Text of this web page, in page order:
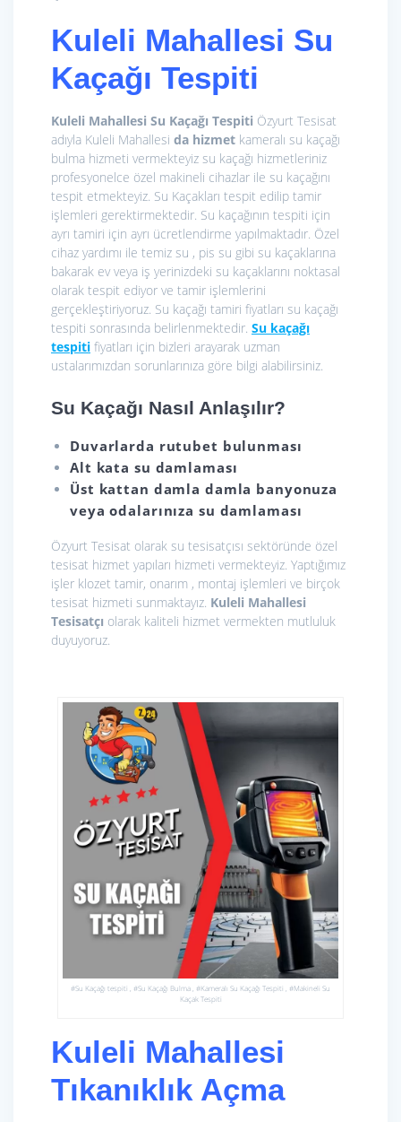
Kuleli Mahallesi Su
Kaçağı Tespiti
Kuleli Mahallesi Su Kaçağı Tespiti Özyurt Tesisat
adıyla Kuleli Mahallesi da hizmet kameralı su kaçağı
bulma hizmeti vermekteyiz su kaçağı hizmetleriniz
profesyonelce özel makineli cihazlar ile su kaçağını
tespit etmekteyiz. Su Kaçakları tespit edilip tamir
işlemleri gerektirmektedir. Su kaçağının tespiti için
ayrı tamiri için ayrı ücretlendirme yapılmaktadır. Özel
cihaz yardımı ile temiz su , pis su gibi su kaçaklarına
bakarak ev veya iş yerinizdeki su kaçaklarını noktasal
olarak tespit ediyor ve tamir işlemlerini
gerçekleştiriyoruz. Su kaçağı tamiri fiyatları su kaçağı
tespiti sonrasında belirlenmektedir. Su kaçağı
tespiti fiyatları için bizleri arayarak uzman
ustalarımızdan sorunlarınıza göre bilgi alabilirsiniz.
Su Kaçağı Nasıl Anlaşılır?
Duvarlarda rutubet bulunması
Alt kata su damlaması
Üst kattan damla damla banyonuza
veya odalarınıza su damlaması
Özyurt Tesisat olarak su tesisatçısı sektöründe özel
tesisat hizmet yapıları hizmeti vermekteyiz. Yaptığımız
işler klozet tamir, onarım , montaj işlemleri ve birçok
tesisat hizmeti sunmaktayız. Kuleli Mahallesi
Tesisatçı olarak kaliteli hizmet vermekten mutluluk
duyuyoruz.
#Su Kaçağı tespiti , #Su Kaçağı Bulma , #Kameralı Su Kaçağı Tespiti , #Makineli Su
Kaçak Tespiti
Kuleli Mahallesi
Tıkanıklık Açma